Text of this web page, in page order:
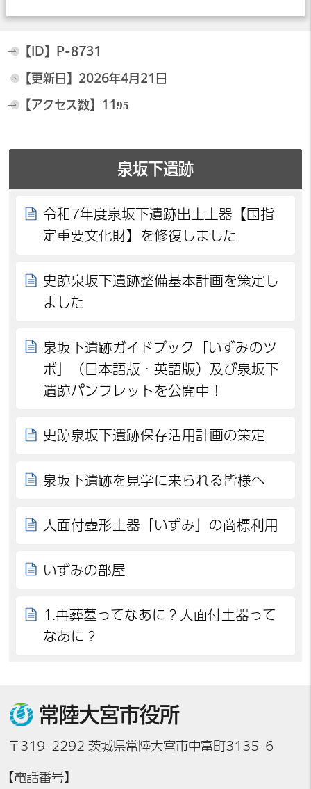
【ID】 P-8731
【更新日】 2026年4月21日
【アクセス数】 1195
泉坂下遺跡
令和7年度泉坂下遺跡出土土器【国指
定重要文化財】を修復しました
史跡泉坂下遺跡整備基本計画を策定し
ました
泉坂下遺跡ガイドブック「いずみのツ
ボ」（日本語版・英語版）及び泉坂下
遺跡パンフレットを公開中！
史跡泉坂下遺跡保存活用計画の策定
泉坂下遺跡を見学に来られる皆様へ
人面付壺形土器「いずみ」の商標利用
いずみの部屋
1.再葬墓ってなあに？人面付土器って
なあに？
常陸大宮市役所
〒319-2292 茨城県常陸大宮市中富町3135-6
【電話番号】